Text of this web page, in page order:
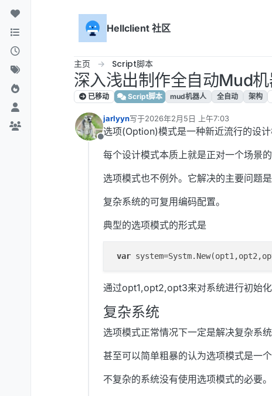
跳转至内容
Hellclient 社区
主页 Script脚本
深入浅出制作全自动Mud
已移动 Script脚本 mud机器人 全自动 架构
离线
jarlyyn写于2026年2月5日 上午7:03
最后由 编辑
选项(Option)模式是一种新近流行的设
每个设计模式本质上就是正对一个场景的
选项模式也不例外。它解决的主要问题是
复杂系统的可复用编码配置。
典型的选项模式的形式是
var
通过opt1,opt2,opt3来对系统进行初始化
复杂系统
选项模式正常情况下一定是解决复杂系统
甚至可以简单粗暴的认为选项模式是一
不复杂的系统没有使用选项模式的必要。